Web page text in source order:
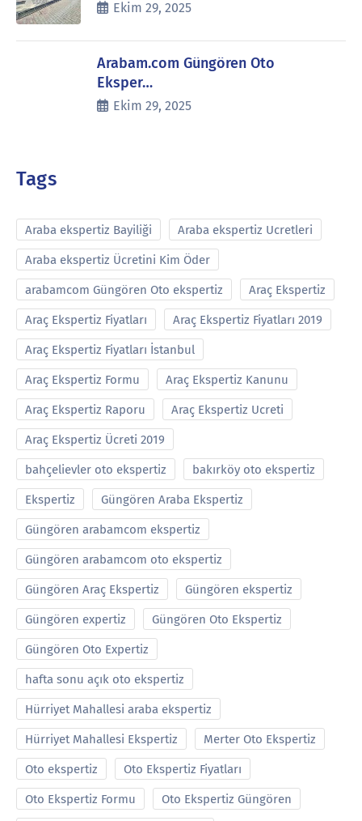
Ekim 29, 2025
Arabam.com Güngören Oto
Eksper…
Ekim 29, 2025
Tags
Araba ekspertiz Bayiliği Araba ekspertiz Ucretleri
Araba ekspertiz Ücretini Kim Öder
arabamcom Güngören Oto ekspertiz Araç Ekspertiz
Araç Ekspertiz Fiyatları Araç Ekspertiz Fiyatları 2019
Araç Ekspertiz Fiyatları İstanbul
Araç Ekspertiz Formu Araç Ekspertiz Kanunu
Araç Ekspertiz Raporu Araç Ekspertiz Ucreti
Araç Ekspertiz Ücreti 2019
bahçelievler oto ekspertiz bakırköy oto ekspertiz
Ekspertiz Güngören Araba Ekspertiz
Güngören arabamcom ekspertiz
Güngören arabamcom oto ekspertiz
Güngören Araç Ekspertiz Güngören ekspertiz
Güngören expertiz Güngören Oto Ekspertiz
Güngören Oto Expertiz
hafta sonu açık oto ekspertiz
Hürriyet Mahallesi araba ekspertiz
Hürriyet Mahallesi Ekspertiz Merter Oto Ekspertiz
Oto ekspertiz Oto Ekspertiz Fiyatları
Oto Ekspertiz Formu Oto Ekspertiz Güngören